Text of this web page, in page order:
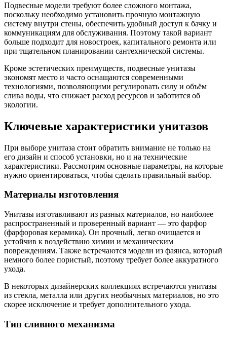
Подвесные модели требуют более сложного монтажа,
поскольку необходимо установить прочную монтажную
систему внутри стены, обеспечить удобный доступ к бачку и
коммуникациям для обслуживания. Поэтому такой вариант
больше подходит для новостроек, капитального ремонта или
при тщательном планировании сантехнической системы.
Кроме эстетических преимуществ, подвесные унитазы
экономят место и часто оснащаются современными
технологиями, позволяющими регулировать силу и объём
слива воды, что снижает расход ресурсов и заботится об
экологии.
Ключевые характеристики унитазов
При выборе унитаза стоит обратить внимание не только на
его дизайн и способ установки, но и на технические
характеристики. Рассмотрим основные параметры, на которые
нужно ориентироваться, чтобы сделать правильный выбор.
Материалы изготовления
Унитазы изготавливают из разных материалов, но наиболее
распространенный и проверенный вариант — это фарфор
(фарфоровая керамика). Он прочный, легко очищается и
устойчив к воздействию химии и механическим
повреждениям. Также встречаются модели из фаянса, который
немного более пористый, поэтому требует более аккуратного
ухода.
В некоторых дизайнерских коллекциях встречаются унитазы
из стекла, металла или других необычных материалов, но это
скорее исключение и требует дополнительного ухода.
Тип сливного механизма